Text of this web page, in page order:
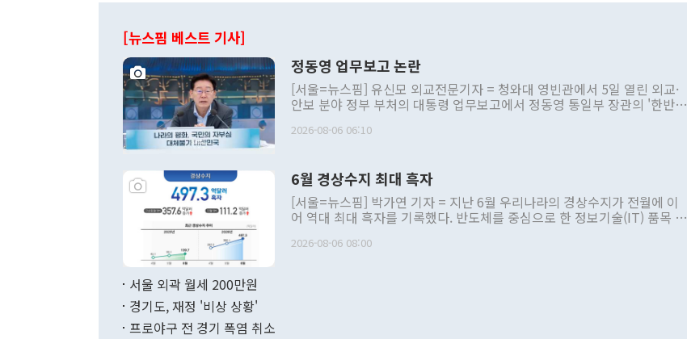
[뉴스핌 베스트 기사]
정동영 업무보고 논란
[서울=뉴스핌] 유신모 외교전문기자 = 청와대 영빈관에서 5일 열린 외교·
안보 분야 정부 부처의 대통령 업무보고에서 정동영 통일부 장관의 '한반도
발언 중에는 정부 내 조율을 거치지 않은 사안을 정책으로 추진하겠다고 공
주의적 희망에 근거한 비현실적 구상'이라는 비판을 내놨다. 그동안 정 장
관의 대북 정책 관련 발언이 물의를 빚은 적은 여러 번 있지만 대통령과 유
관 부처 장관이 공개적으로 부정적 입장을 표명한 것은 이례적이다. 정 장
관의 무리한 대북 접근법과 월권을 제어해야 한다는 목소리도 높아지고 있
다. [정동영 통일부 장관이 지난달 23일 오후 서울 종로구 정부서울청사에
2026-08-06 06:10
6월 경상수지 최대 흑자
[서울=뉴스핌] 박가연 기자 = 지난 6월 우리나라의 경상수지가 전월에 이
어 역대 최대 흑자를 기록했다. 반도체를 중심으로 한 정보기술(IT) 품목 수
료=한국은행] 한국은행이 6일 발표한 '2026년 6월 국제수지(잠정)'에 따르
2026-08-06 08:00
서울 외곽 월세 200만원
경기도, 재정 '비상 상황'
프로야구 전 경기 폭염 취소